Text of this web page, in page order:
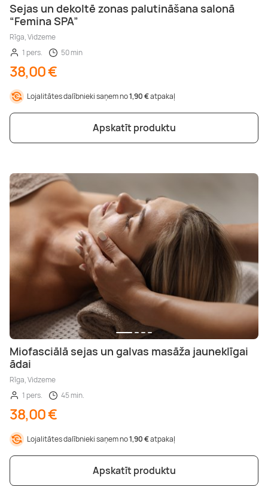
Sejas un dekoltē zonas palutināšana salonā
“Femina SPA”
Rīga, Vidzeme
1 pers.
50 min
38,00 €
Lojalitātes dalībnieki saņem no1,90 €atpakaļ
Apskatīt produktu
Miofasciālā sejas un galvas masāža jauneklīgai
ādai
Rīga, Vidzeme
1 pers.
45 min.
38,00 €
Lojalitātes dalībnieki saņem no1,90 €atpakaļ
Apskatīt produktu